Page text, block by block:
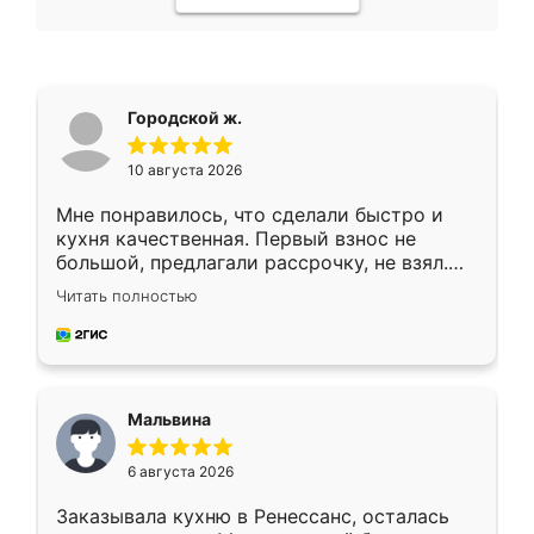
Городской ж.
10 августа 2026
Мне понравилось, что сделали быстро и
кухня качественная. Первый взнос не
большой, предлагали рассрочку, не взял.
Ждал меньше месяца, сборщик с прямыми
руками. По цене вышло адекватно.
Рекомендую!
Читать полностью
Мальвина
6 августа 2026
Заказывала кухню в Ренессанс, осталась